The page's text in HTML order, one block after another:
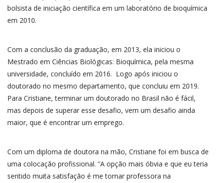
bolsista de iniciação científica em um laboratório de bioquímica
em 2010.
Com a conclusão da graduação, em 2013, ela iniciou o
Mestrado em Ciências Biológicas: Bioquímica, pela mesma
universidade, concluído em 2016. Logo após iniciou o
doutorado no mesmo departamento, que concluiu em 2019.
Para Cristiane, terminar um doutorado no Brasil não é fácil,
mas depois de superar esse desafio, vem um desafio ainda
maior, que é encontrar um emprego.
Com um diploma de doutora na mão, Cristiane foi em busca de
uma colocação profissional. “A opção mais óbvia e que eu teria
sentido muita satisfação é me tornar professora na